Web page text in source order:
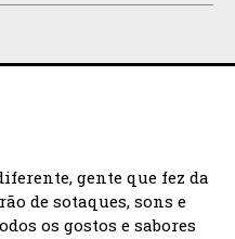
gente que fez da
de sotaques, sons e
os gostos e sabores